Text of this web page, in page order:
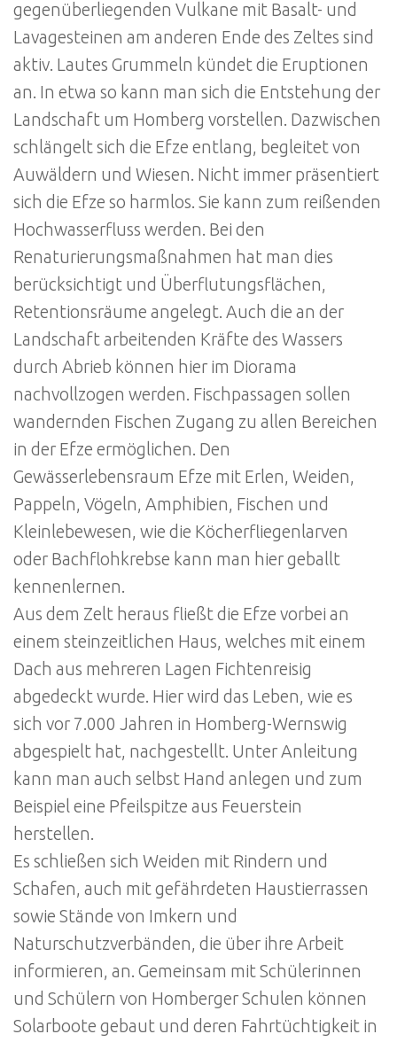
gegenüberliegenden Vulkane mit Basalt- und
Lavagesteinen am anderen Ende des Zeltes sind
aktiv. Lautes Grummeln kündet die Eruptionen
an. In etwa so kann man sich die Entstehung der
Landschaft um Homberg vorstellen. Dazwischen
schlängelt sich die Efze entlang, begleitet von
Auwäldern und Wiesen. Nicht immer präsentiert
sich die Efze so harmlos. Sie kann zum reißenden
Hochwasserfluss werden. Bei den
Renaturierungsmaßnahmen hat man dies
berücksichtigt und Überflutungsflächen,
Retentionsräume angelegt. Auch die an der
Landschaft arbeitenden Kräfte des Wassers
durch Abrieb können hier im Diorama
nachvollzogen werden. Fischpassagen sollen
wandernden Fischen Zugang zu allen Bereichen
in der Efze ermöglichen. Den
Gewässerlebensraum Efze mit Erlen, Weiden,
Pappeln, Vögeln, Amphibien, Fischen und
Kleinlebewesen, wie die Köcherfliegenlarven
oder Bachflohkrebse kann man hier geballt
kennenlernen.
Aus dem Zelt heraus fließt die Efze vorbei an
einem steinzeitlichen Haus, welches mit einem
Dach aus mehreren Lagen Fichtenreisig
abgedeckt wurde. Hier wird das Leben, wie es
sich vor 7.000 Jahren in Homberg-Wernswig
abgespielt hat, nachgestellt. Unter Anleitung
kann man auch selbst Hand anlegen und zum
Beispiel eine Pfeilspitze aus Feuerstein
herstellen.
Es schließen sich Weiden mit Rindern und
Schafen, auch mit gefährdeten Haustierrassen
sowie Stände von Imkern und
Naturschutzverbänden, die über ihre Arbeit
informieren, an. Gemeinsam mit Schülerinnen
und Schülern von Homberger Schulen können
Solarboote gebaut und deren Fahrtüchtigkeit in